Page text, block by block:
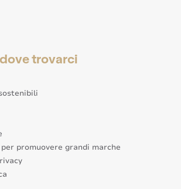
trovarci
promuovere grandi marche